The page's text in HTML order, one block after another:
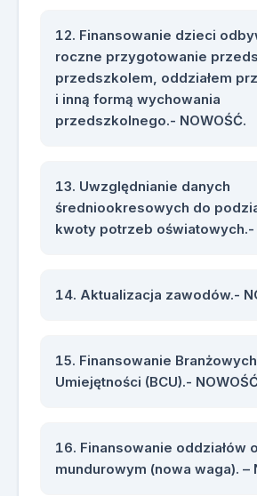
Finansowanie dzieci
roczne przygotowanie
przedszkolem, oddziałem
i inną formą wychowania
przedszkolnego.- NOWOŚĆ.
Uwzględnianie danych
średniookresowych do
kwoty potrzeb oświatowych.-
Aktualizacja zawodów.-
Finansowanie
Umiejętności (BCU).-
Finansowanie oddziałów
mundurowym (nowa waga). –